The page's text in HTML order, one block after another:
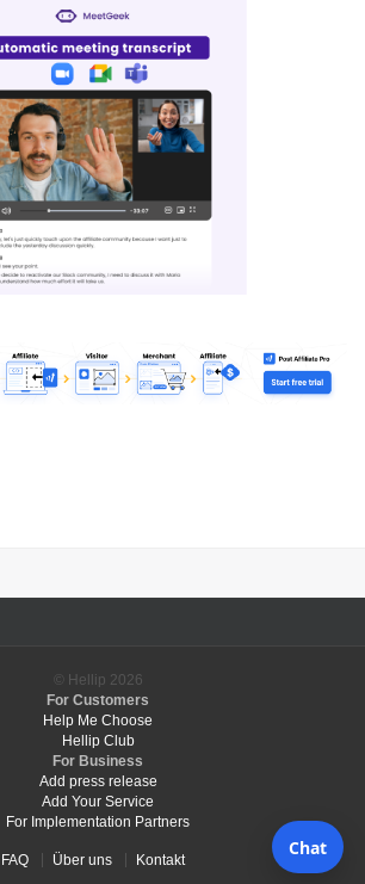
© Hellip 2026
For Customers
Help Me Choose
Hellip Club
For Business
Add press release
Add Your Service
For Implementation Partners
FAQ Über uns Kontakt